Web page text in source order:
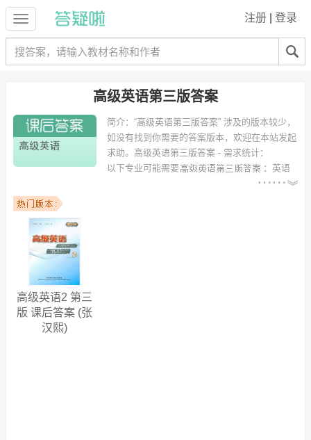
注册 登录
高级英语第三版答案
简介： “高级英语第三版答案” 涉及的版本较少，
如没有找到你需要的答案版本，欢迎在本站发起
求助。 高级英语第三版答案 - 需求统计：
以下专业可能需要
：英语
（师范）、应用英语、国际经济与贸易、国际贸易、英语（商务英语方
向）、英语口译、市场营销、冶金工程、财务管理、英语翻译 等专业。
以下学校的同学下载过
武装学院、吉首大学、深圳大学、内江师范学院、华侨大学、北京师范
大学珠海学院、西南财经大学、江汉大学文理学院、合肥工业大学 等。
高级英语2 第三
版 课后答案 (张
汉熙)